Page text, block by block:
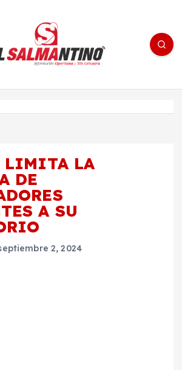
- medios/noticias/editorial
LIMITA LA
DE
A SU
2, 2024